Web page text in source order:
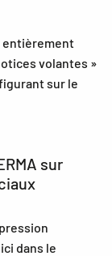
entièrement
volantes »
sur le
sur
dans le